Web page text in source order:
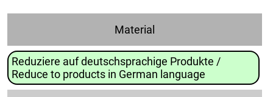
Material
Reduziere auf deutschsprachige Produkte /
Reduce to products in German language